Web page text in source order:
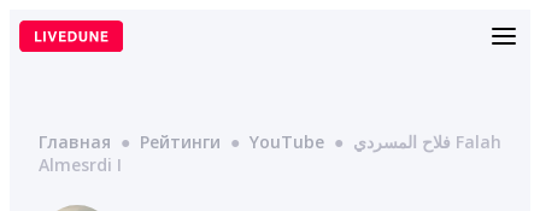
Перейти
Главная ● Рейтинги ● YouTube ● فلاح المسردي Falah
Almesrdi I